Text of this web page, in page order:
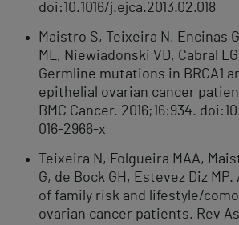
doi:10.1016/j.ejca.2013.02.018
Maistro S, Teixeira N, Encinas
ML, Niewiadonski VD, Cabral
Germline mutations in BRCA1
epithelial ovarian cancer
BMC Cancer. 2016;16:934.
016-2966-x
Teixeira N, Folgueira MAA,
G, de Bock GH, Estevez Diz
of family risk and lifestyle/
ovarian cancer patients. Rev